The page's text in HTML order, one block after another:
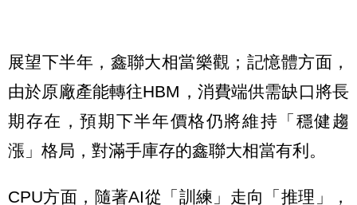
展望下半年，鑫聯大相當樂觀；記憶體方面，
由於原廠產能轉往HBM，消費端供需缺口將長
期存在，預期下半年價格仍將維持「穩健趨
漲」格局，對滿手庫存的鑫聯大相當有利。
CPU方面，隨著AI從「訓練」走向「推理」，